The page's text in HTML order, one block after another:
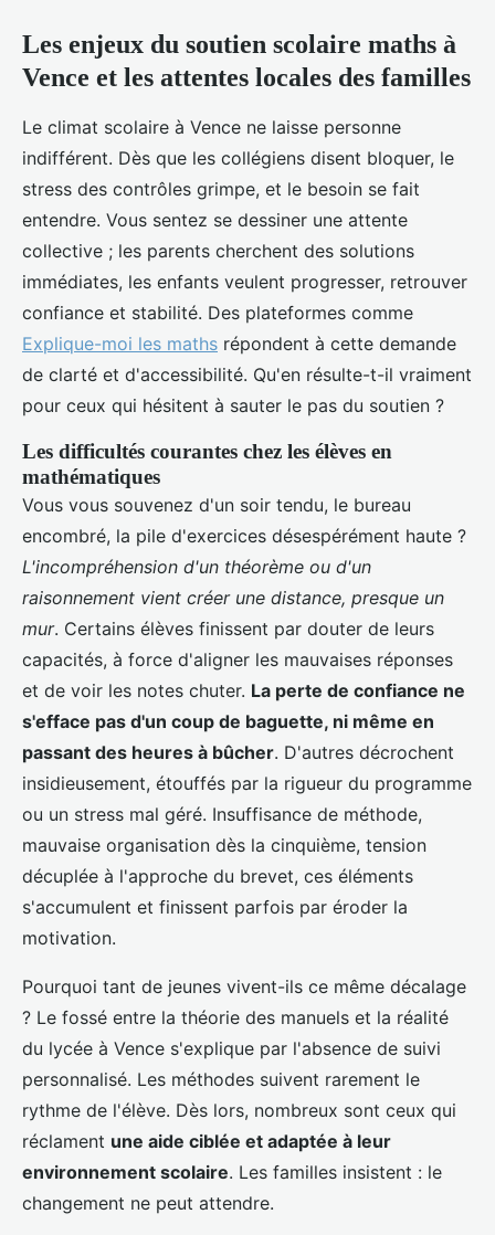
Les enjeux du soutien scolaire maths à
Vence et les attentes locales des familles
Le climat scolaire à Vence ne laisse personne
indifférent. Dès que les collégiens disent bloquer, le
stress des contrôles grimpe, et le besoin se fait
entendre. Vous sentez se dessiner une attente
collective ; les parents cherchent des solutions
immédiates, les enfants veulent progresser, retrouver
confiance et stabilité. Des plateformes comme
Explique-moi les maths répondent à cette demande
de clarté et d'accessibilité. Qu'en résulte-t-il vraiment
pour ceux qui hésitent à sauter le pas du soutien ?
Les difficultés courantes chez les élèves en
mathématiques
Vous vous souvenez d'un soir tendu, le bureau
encombré, la pile d'exercices désespérément haute ?
L'incompréhension d'un théorème ou d'un
raisonnement vient créer une distance, presque un
mur. Certains élèves finissent par douter de leurs
capacités, à force d'aligner les mauvaises réponses
et de voir les notes chuter. La perte de confiance ne
s'efface pas d'un coup de baguette, ni même en
passant des heures à bûcher. D'autres décrochent
insidieusement, étouffés par la rigueur du programme
ou un stress mal géré. Insuffisance de méthode,
mauvaise organisation dès la cinquième, tension
décuplée à l'approche du brevet, ces éléments
s'accumulent et finissent parfois par éroder la
motivation.
Pourquoi tant de jeunes vivent-ils ce même décalage
? Le fossé entre la théorie des manuels et la réalité
du lycée à Vence s'explique par l'absence de suivi
personnalisé. Les méthodes suivent rarement le
rythme de l'élève. Dès lors, nombreux sont ceux qui
réclament une aide ciblée et adaptée à leur
environnement scolaire. Les familles insistent : le
changement ne peut attendre.